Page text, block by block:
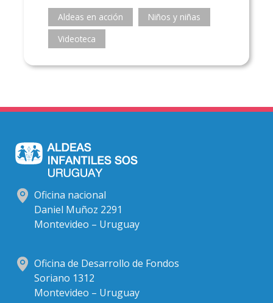
Aldeas en acción
Niños y niñas
Videoteca
Oficina nacional
Daniel Muñoz 2291
Montevideo – Uruguay
Oficina de Desarrollo de Fondos
Soriano 1312
Montevideo – Uruguay